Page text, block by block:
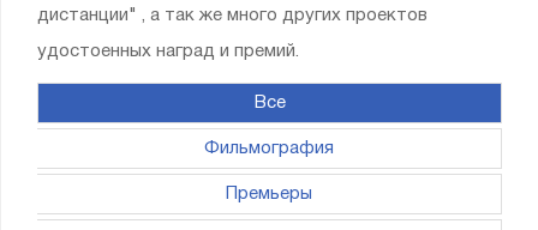
дистанции" , а так же много других проектов
удостоенных наград и премий.
Все
Фильмография
Премьеры